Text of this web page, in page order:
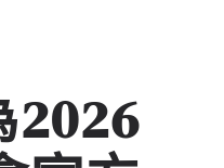
2026